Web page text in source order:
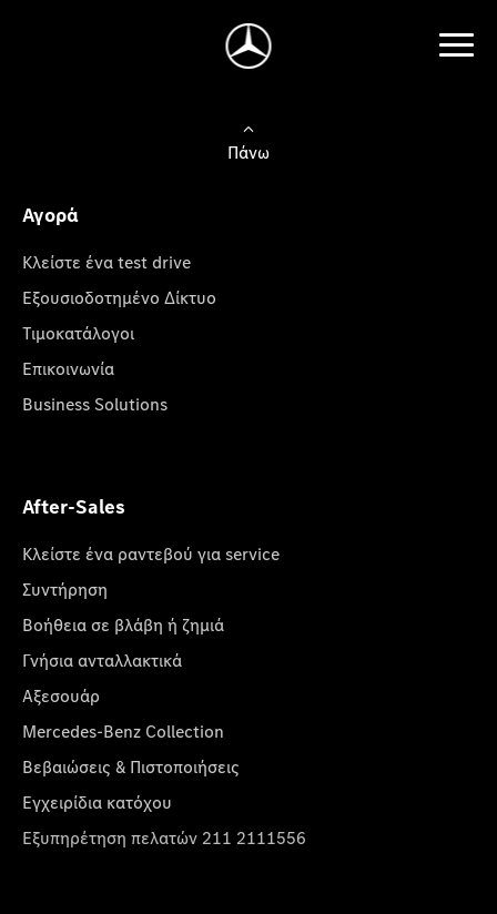
Πάνω
Αγορά
Κλείστε ένα test drive
Εξουσιοδοτημένο Δίκτυο
Τιμοκατάλογοι
Επικοινωνία
Business Solutions
After-Sales
Κλείστε ένα ραντεβού για service
Συντήρηση
Βοήθεια σε βλάβη ή ζημιά
Γνήσια ανταλλακτικά
Αξεσουάρ
Mercedes-Benz Collection
Βεβαιώσεις & Πιστοποιήσεις
Εγχειρίδια κατόχου
Εξυπηρέτηση πελατών 211 2111556